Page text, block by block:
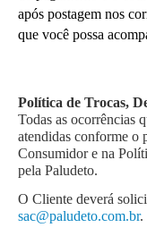
após postagem nos
que você possa
Política de Trocas,
Todas as ocorrências
atendidas conforme o
Consumidor e na
pela Paludeto.
sac@paludeto.com.br.